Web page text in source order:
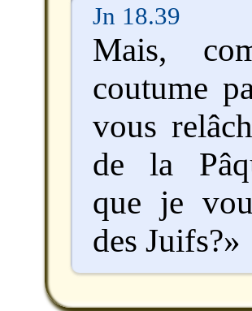
Jn 18.39
Mais,
coutume
vous
de la
que je
des Juifs?»